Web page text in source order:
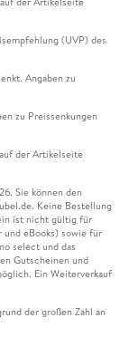
(UVP) des
Angaben zu
zu Preissenkungen
der Artikelseite
Sie können den
Keine Bestellung
ist nicht gültig für
eBooks) sowie für
select und das
Gutscheinen und
Ein Weiterverkauf
der großen Zahl an